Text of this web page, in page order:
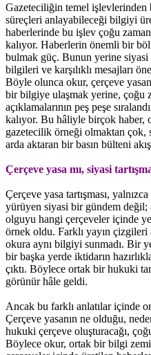
Gazeteciliğin temel işlevlerinden
süreçleri anlayabileceği bilgiyi
haberlerinde bu işlev çoğu
kalıyor. Haberlerin önemli bir
bulmak güç. Bunun yerine siyasi
bilgileri ve karşılıklı mesajları
Böyle olunca okur, çerçeve
bir bilgiye ulaşmak yerine, çoğu
açıklamalarının peş peşe
kalıyor. Bu hâliyle birçok haber,
gazetecilik örneği olmaktan çok,
arda aktaran bir basın bülteni
Çerçeve yasa mı, siyasi
Çerçeve yasa tartışması,
yürüyen siyasi bir gündem değil;
olguyu hangi çerçeveler içinde
örnek oldu. Farklı yayın çizgileri
okura aynı bilgiyi sunmadı. Bir
bir başka yerde iktidarın
çıktı. Böylece ortak bir hukuki
görünür hâle geldi.
Ancak bu farklı anlatılar içinde
Çerçeve yasanın ne olduğu,
hukuki çerçeve oluşturacağı,
Böylece okur, ortak bir bilgi